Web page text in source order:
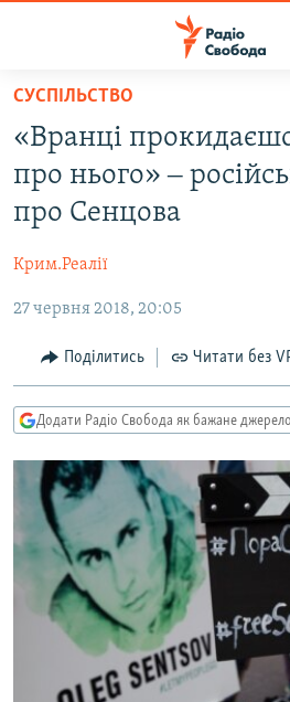
Перейти
основного
матеріалу
Перейти
до
основної
навігації
Перейти
пошуку
ВСЕ ЗА ДОБУ
СТАТТІ
СУСПІЛЬСТВО
КУЛЬТУРА
УКРАЇНА
СВІТ
РОСІЙСЬКА «ФІЛЬТРАЦІЯ»
ДОНБАС.РЕАЛІЇ
КРИМ.РЕАЛІЇ
СХЕМИ
КИТАЙ.ВИКЛИКИ
МУЛЬТИМЕДІА
ФОТО
СПЕЦПРОЄКТИ
ПОДКАСТИ
КРИМ РЕАЛІЇ
СУСПІЛЬСТВО
«Вранці
про нього» ‒
про Сенцова
Крим.Реалії
27 червня 2018, 20:05
Поділитись Читати без
Додати Радіо Свобода як бажане